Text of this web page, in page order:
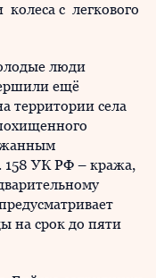
с легкового
люди
ещё
территории села
158 УК РФ – кража,
на срок до пяти